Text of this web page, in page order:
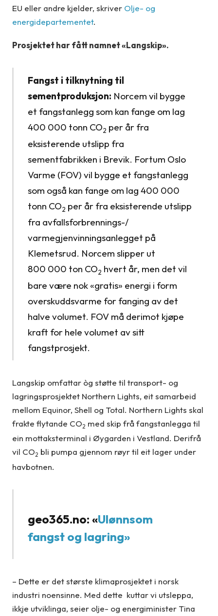
EU eller andre kjelder, skriver Olje- og
energidepartementet.
Prosjektet har fått namnet «Langskip».
Fangst i tilknytning til
sementproduksjon: Norcem vil bygge
et fangstanlegg som kan fange om lag
400 000 tonn CO2 per år fra
eksisterende utslipp fra
sementfabrikken i Brevik. Fortum Oslo
Varme (FOV) vil bygge et fangstanlegg
som også kan fange om lag 400 000
tonn CO2 per år fra eksisterende utslipp
fra avfallsforbrennings-/
varmegjenvinningsanlegget på
Klemetsrud. Norcem slipper ut
800 000 ton CO2 hvert år, men det vil
bare være nok «gratis» energi i form
overskuddsvarme for fanging av det
halve volumet. FOV må derimot kjøpe
kraft for hele volumet av sitt
fangstprosjekt.
Langskip omfattar òg støtte til transport- og
lagringsprosjektet Northern Lights, eit samarbeid
mellom Equinor, Shell og Total. Northern Lights skal
frakte flytande CO2 med skip frå fangstanlegga til
ein mottaksterminal i Øygarden i Vestland. Derifrå
vil CO2 bli pumpa gjennom røyr til eit lager under
havbotnen.
geo365.no: «Ulønnsom
fangst og lagring»
– Dette er det største klimaprosjektet i norsk
industri noensinne. Med dette kuttar vi utsleppa,
ikkje utviklinga, seier olje- og energiminister Tina